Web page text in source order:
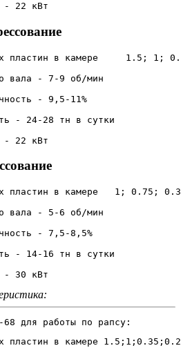
- 22 кВт
в камере  	1.5; 1; 0.45; 0.45
вала - 7-9 об/мин
- 9,5-11%
- 24-28 тн в сутки
- 22 кВт
пластин в камере   1; 0.75;
вала - 5-6 об/мин
- 7,5-8,5%
- 14-16 тн в сутки
- 30 кВт
68 для работы по рапсу:
пластин в камере